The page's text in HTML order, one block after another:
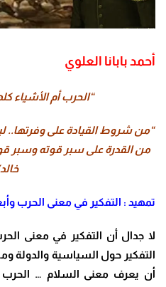
أحمد بابانا العلوي
“الحرب أم الأشياء
“من شروط القيادة على وفرتها..
من القدرة على سبر قوته وسبر
تمهيد : التفكير في معنى الحرب
لا جدال أن التفكير في معنى
التفكير حول السياسية والدولة
أن يعرف معنى السلام … الحرب